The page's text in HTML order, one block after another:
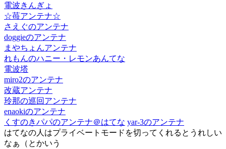
電波きんぎょ
☆苺アンテナ☆
さえぐのアンテナ
doggieのアンテナ
まやちょんアンテナ
れもんのハニー・レモンあんてな
電波塔
miro2のアンテナ
改蔵アンテナ
玲那の巡回アンテナ
enaokiのアンテナ
くすのきパパのアンテナ＠はてな yar-3のアンテナ
はてなの人はプライベートモードを切ってくれるとうれしい
なぁ（とかいう